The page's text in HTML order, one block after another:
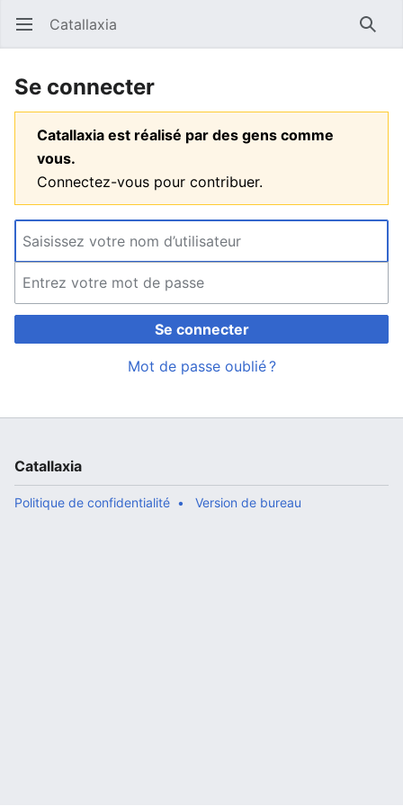
Ouvrir le menu principal Catallaxia
Se connecter
Catallaxia est réalisé par des gens comme
vous.
Connectez-vous pour contribuer.
Se connecter
Mot de passe oublié ?
Catallaxia
Politique de confidentialité Version de bureau